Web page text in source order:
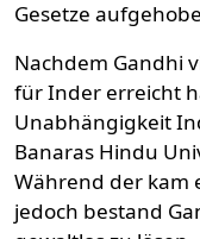
Gesetze
Nachdem Gandhi
für Inder erreicht
Unabhängigkeit
Banaras Hindu
Während der kam
jedoch bestand